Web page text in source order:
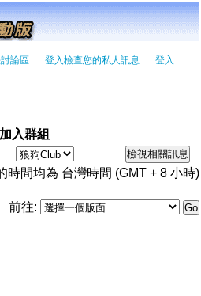
論區 登入檢查您的私人訊息 登入
加入群組
時間均為 台灣時間 (GMT + 8 小時)
前往: